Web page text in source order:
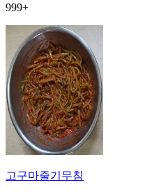
999+
고구마줄기무침